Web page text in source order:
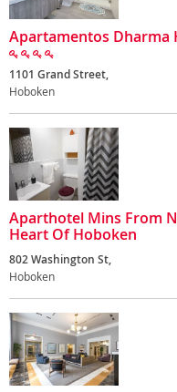
Apartamentos Dharma
1101 Grand Street,
Hoboken
Aparthotel Mins From
Heart Of Hoboken
802 Washington St,
Hoboken